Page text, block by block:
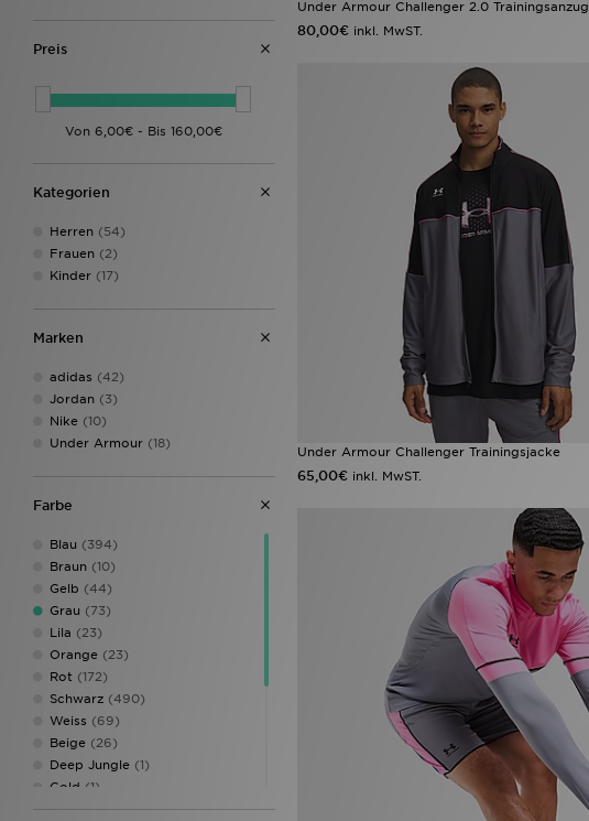
Preis
Kategorien
Herren (54)
Frauen (2)
Kinder (17)
Marken
adidas (42)
Jordan (3)
Nike (10)
Under Armour (18)
Farbe
Blau (394)
Braun (10)
Gelb (44)
Grau (73)
Lila (23)
Orange (23)
Rot (172)
Schwarz (490)
Weiss (69)
Beige (26)
Deep Jungle (1)
Gold (1)
Grün(92)
Under Armour Challenger 2.0 Trainingsanzug
80,00€ inkl. MwST.
Under Armour Challenger Trainingsjacke
65,00€ inkl. MwST.